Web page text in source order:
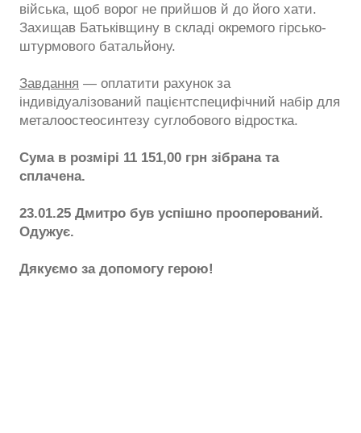
війська, щоб ворог не прийшов й до його хати.
Захищав Батьківщину в складі окремого гірсько-
штурмового батальйону.
Завдання — оплатити рахунок за
індивідуалізований пацієнтспецифічний набір для
металоостеосинтезу суглобового відростка.
Сума в розмірі 11 151,00 грн зібрана та
сплачена.
23.01.25 Дмитро був успішно прооперований.
Одужує.
Дякуємо за допомогу герою!